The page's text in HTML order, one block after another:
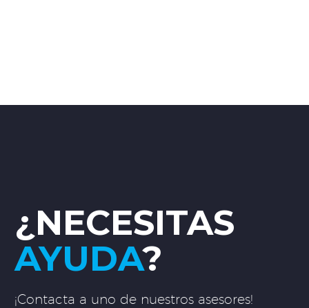
¿NECESITAS
AYUDA?
¡Contacta a uno de nuestros asesores!